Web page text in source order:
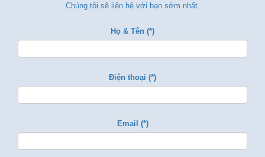
Chúng tôi sẽ liên hệ với bạn sớm nhất.
Họ & Tên (*)
Điện thoại (*)
Email (*)